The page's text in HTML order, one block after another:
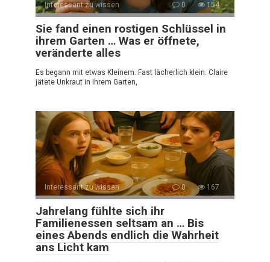
Interessant zu wissen 0 154
Sie fand einen rostigen Schlüssel in
ihrem Garten … Was er öffnete,
veränderte alles
Es begann mit etwas Kleinem. Fast lächerlich klein. Claire
jätete Unkraut in ihrem Garten,
Interessant zu wissen 0 167
Jahrelang fühlte sich ihr
Familienessen seltsam an … Bis
eines Abends endlich die Wahrheit
ans Licht kam